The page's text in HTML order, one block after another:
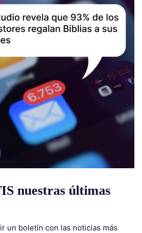
nuestras últimas
un boletín con las noticias más